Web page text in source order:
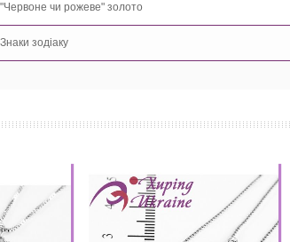
"Червоне чи рожеве" золото
Знаки зодіаку